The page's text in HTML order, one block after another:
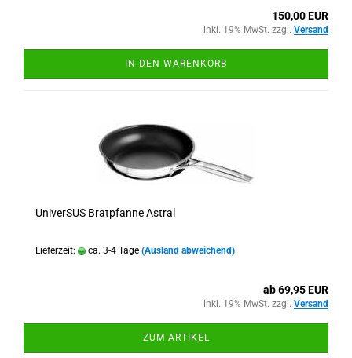
150,00 EUR
inkl. 19% MwSt. zzgl. Versand
IN DEN WARENKORB
UniverSUS Bratpfanne Astral
Lieferzeit: ca. 3-4 Tage (Ausland abweichend)
ab 69,95 EUR
inkl. 19% MwSt. zzgl. Versand
ZUM ARTIKEL